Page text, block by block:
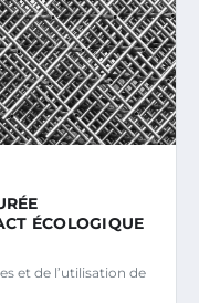
ÉCOLOGIQUE
et de l’utilisation de